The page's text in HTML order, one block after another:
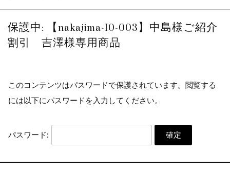
お知らせ
2025.8.28
クレジット決済3Dセキュア導入のお知らせ...
お知らせ
2022.6.6
保護中: 【nakajima-10-003】中島様ご紹介
割引 吉澤様専用商品
このコンテンツはパスワードで保護されています。閲覧する
には以下にパスワードを入力してください。
パスワード: